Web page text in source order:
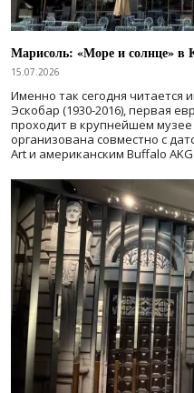
Марисоль: «Море и солнце» в
15.07.2026
Именно так сегодня
Эскобар (1930-2016), первая
проходит в крупнейшем
организована совместно с
Art и американским Buffalo